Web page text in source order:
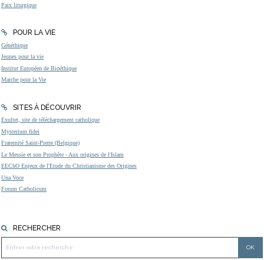
Paix liturgique
POUR LA VIE
Généthique
Jeunes pour la vie
Institut Européen de Bioéthique
Marche pour la Vie
SITES À DÉCOUVRIR
Exultet, site de téléchargement catholique
Mysterium fidei
Fraternité Saint-Pierre (Belgique)
Le Messie et son Prophète - Aux origines de l'Islam
EEChO Enjeux de l'Etude du Christianisme des Origines
Una Voce
Forum Catholicum
RECHERCHER